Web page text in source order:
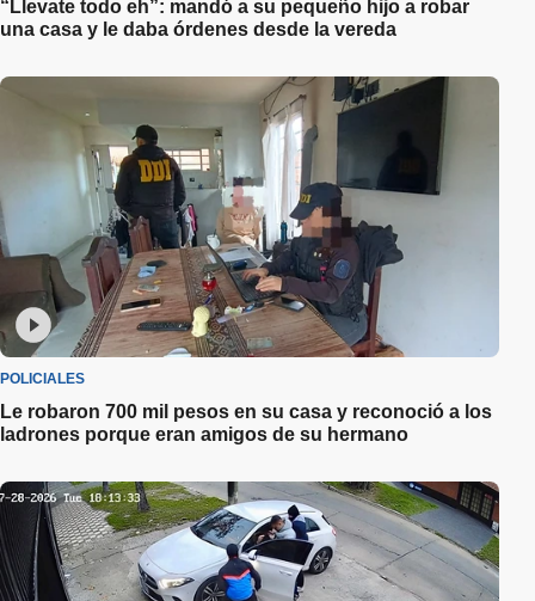
“Llevate todo eh”: mandó a su pequeño hijo a robar
una casa y le daba órdenes desde la vereda
POLICIALES
Le robaron 700 mil pesos en su casa y reconoció a los
ladrones porque eran amigos de su hermano